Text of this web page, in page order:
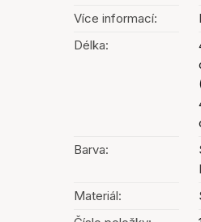
Více informací:
Délka:
Barva:
Materiál: